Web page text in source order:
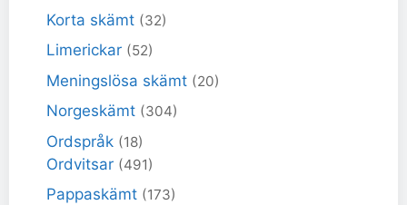
Korta skämt (32)
Limerickar (52)
Meningslösa skämt (20)
Norgeskämt (304)
Ordspråk (18)
Ordvitsar (491)
Pappaskämt (173)